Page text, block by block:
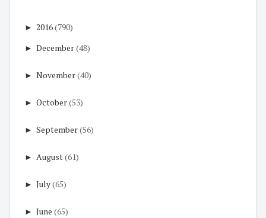
► 2016(790)
► December(48)
► November(40)
► October(53)
► September(56)
► August(61)
► July(65)
► June (65)